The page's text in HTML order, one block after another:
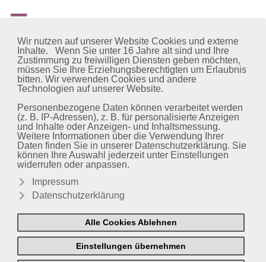
Wir nutzen auf unserer Website Cookies und externe
Inhalte. Wenn Sie unter 16 Jahre alt sind und Ihre
Zustimmung zu freiwilligen Diensten geben möchten,
müssen Sie Ihre Erziehungsberechtigten um Erlaubnis
bitten. Wir verwenden Cookies und andere
Technologien auf unserer Website.
Personenbezogene Daten können verarbeitet werden
(z. B. IP-Adressen), z. B. für personalisierte Anzeigen
und Inhalte oder Anzeigen- und Inhaltsmessung.
Weitere Informationen über die Verwendung Ihrer
Daten finden Sie in unserer Datenschutzerklärung. Sie
können Ihre Auswahl jederzeit unter Einstellungen
widerrufen oder anpassen.
Impressum
Datenschutzerklärung
Alle Cookies Ablehnen
Einstellungen übernehmen